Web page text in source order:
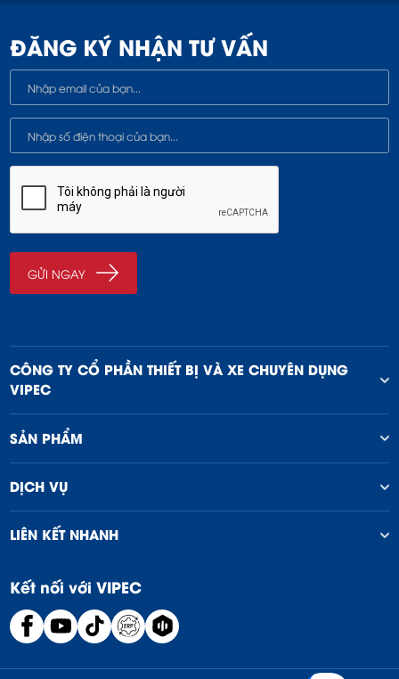
ĐĂNG KÝ NHẬN TƯ VẤN
CÔNG TY CỔ PHẦN THIẾT BỊ VÀ XE CHUYÊN DỤNG
VIPEC
SẢN PHẨM
DỊCH VỤ
LIÊN KẾT NHANH
Kết nối với VIPEC